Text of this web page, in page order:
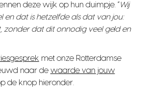
deze wijk op hun duimpje. “Wij
en dat is hetzelfde als dat van jou:
zonder dat dit onnodig veel geld en
met onze Rotterdamse
naar de waarde van jouw
de knop hieronder.